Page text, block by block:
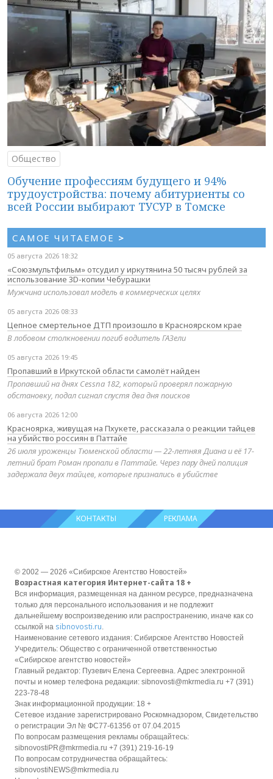
Общество
Обучение профессиям будущего и 94%
трудоустройства: почему абитуриенты со
всей России выбирают ТУСУР в Томске
САМОЕ ЧИТАЕМОЕ >
05 августа 2026 18:32
«Союзмультфильм» отсудил у иркутянина 50 тысяч рублей за
использование 3D-копии Чебурашки
Мужчина использовал модель в коммерческих целях
05 августа 2026 08:33
Цепное смертельное ДТП произошло в Красноярском крае
В лобовом столкновении погиб водитель ГАЗели
05 августа 2026 19:45
Пропавший в Иркутской области самолёт найден
Пропавший на днях Cessna 182, который проверял пожарную
обстановку, подал сигнал спустя два дня поисков
06 августа 2026 12:00
Красноярка, живущая на Пхукете, рассказала о реакции тайцев
на убийство россиян в Паттайе
26 июля уроженцы Тюменской области — 22-летняя Диана и её 17-
летний брат Роман пропали в Паттайе. Через пару дней полиция
задержала двух тайцев, которые признались в убийстве
КОНТАКТЫ РЕКЛАМА
© 2002 — 2026 «Сибирское Агентство Новостей»
Возрастная категория Интернет-сайта 18 +
Вся информация, размещенная на данном ресурсе, предназначена
только для персонального использования и не подлежит
дальнейшему воспроизведению или распространению, иначе как со
ссылкой на sibnovosti.ru.
Наименование сетевого издания: Сибирское Агентство Новостей
Учредитель: Общество с ограниченной ответственностью
«Сибирское агентство новостей»
Главный редактор: Пузевич Елена Сергеевна. Адрес электронной
почты и номер телефона редакции: sibnovosti@mkrmedia.ru +7 (391)
223-78-48
Знак информационной продукции: 18 +
Сетевое издание зарегистрировано Роскомнадзором, Свидетельство
о регистрации Эл № ФС77-61356 от 07.04.2015
По вопросам размещения рекламы обращайтесь:
sibnovostiPR@mkrmedia.ru +7 (391) 219-16-19
По вопросам сотрудничества обращайтесь:
sibnovostiNEWS@mkrmedia.ru